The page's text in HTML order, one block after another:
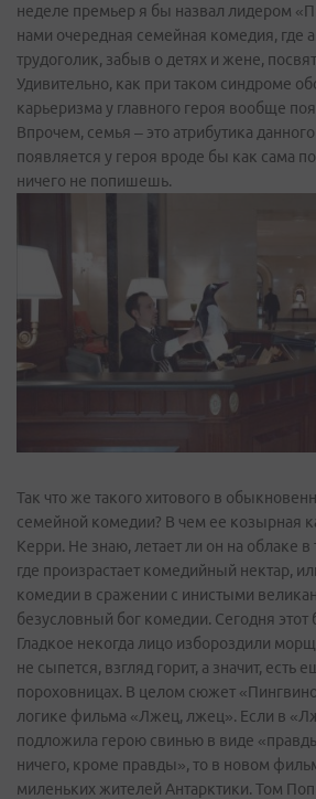
неделе премьер я бы назвал лидером
нами очередная семейная комедия, где
трудоголик, забыв о детях и жене,
Удивительно, как при таком синдроме
карьеризма у главного героя вообще
Впрочем, семья – это атрибутика
появляется у героя вроде бы как сама
ничего не попишешь.
Так что же такого хитового в
семейной комедии? В чем ее козырная
Керри. Не знаю, летает ли он на облаке в
где произрастает комедийный нектар,
комедии в сражении с инистыми
безусловный бог комедии. Сегодня этот
Гладкое некогда лицо избороздили
не сыпется, взгляд горит, а значит, есть
пороховницах. В целом сюжет
логике фильма «Лжец, лжец». Если в
подложила герою свинью в виде
ничего, кроме правды», то в новом
миленьких жителей Антарктики. Том